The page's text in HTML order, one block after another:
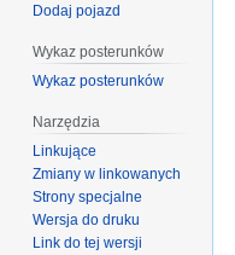
Dodaj pojazd
Wykaz posterunków
Wykaz posterunków
Narzędzia
Linkujące
Zmiany w linkowanych
Strony specjalne
Wersja do druku
Link do tej wersji